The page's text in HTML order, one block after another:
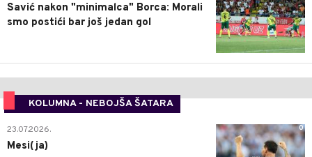
Savić nakon "minimalca" Borca: Morali
smo postići bar još jedan gol
KOLUMNA - NEBOJŠA ŠATARA
0
23.07.2026.
Mesi(ja)